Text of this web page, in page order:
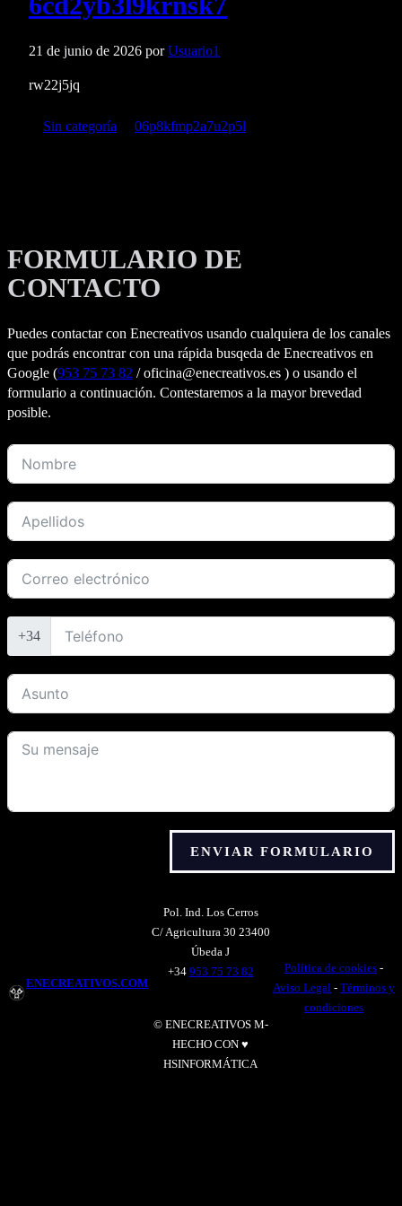
21 de junio de 2026 porUsuario1
rw22j5jq
Categorías
Sin categoría Etiquetas
06p8kfmp2a7u2p5l
FORMULARIO DE
CONTACTO
Puedes contactar con Enecreativos usando cualquiera de los canales
que podrás encontrar con una rápida busqeda de Enecreativos en
Google (953 75 73 82 / oficina@enecreativos.es ) o usando el
formulario a continuación. Contestaremos a la mayor brevedad
posible.
+34
ENVIAR FORMULARIO
ENECREATIVOS.COM
Pol. Ind. Los Cerros
C/ Agricultura 30 23400
Úbeda J
+34 953 75 73 82
© ENECREATIVOS M-
HECHO CON ♥
HSINFORMÁTICA
Política de cookies-
Aviso Legal - Términos y
condiciones